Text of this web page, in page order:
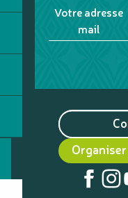
Votre adresse
mail